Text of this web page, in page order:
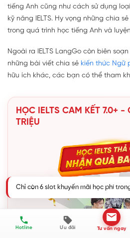
tiếng Anh cũng như cách sử dụng
kỹ năng IELTS. Hy vọng những chia
trong quá trình học tiếng Anh và luyện
Ngoài ra IELTS LangGo còn biên
những bài viết chia sẻ kiến thức Ngữ
hữu ích khác, các bạn có thể tham
HỌC IELTS CAM KẾT 7.0+ -
TRIỆU
Hotline Ưu đãi Tư vấn ngay
Chỉ còn 6 slot khuyến mãi học phí